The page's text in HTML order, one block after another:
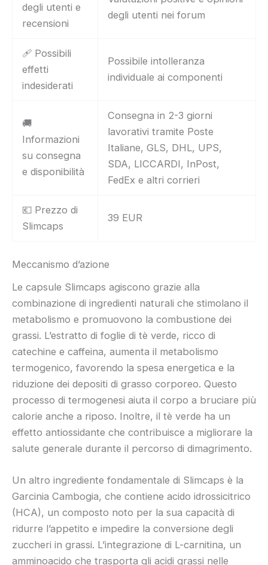
degli utenti e
recensioni
degli utenti nei forum
🩹 Possibili
effetti
indesiderati
Possibile intolleranza
individuale ai componenti
🚚
Informazioni
su consegna
e disponibilità
Consegna in 2-3 giorni
lavorativi tramite Poste
Italiane, GLS, DHL, UPS,
SDA, LICCARDI, InPost,
FedEx e altri corrieri
💶 Prezzo di
Slimcaps
39 EUR
Meccanismo d’azione
Le capsule Slimcaps agiscono grazie alla
combinazione di ingredienti naturali che stimolano il
metabolismo e promuovono la combustione dei
grassi. L’estratto di foglie di tè verde, ricco di
catechine e caffeina, aumenta il metabolismo
termogenico, favorendo la spesa energetica e la
riduzione dei depositi di grasso corporeo. Questo
processo di termogenesi aiuta il corpo a bruciare più
calorie anche a riposo. Inoltre, il tè verde ha un
effetto antiossidante che contribuisce a migliorare la
salute generale durante il percorso di dimagrimento.
Un altro ingrediente fondamentale di Slimcaps è la
Garcinia Cambogia, che contiene acido idrossicitrico
(HCA), un composto noto per la sua capacità di
ridurre l’appetito e impedire la conversione degli
zuccheri in grassi. L’integrazione di L-carnitina, un
amminoacido che trasporta gli acidi grassi nelle